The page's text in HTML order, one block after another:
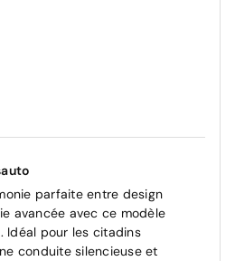
parfaite entre design
avancée avec ce modèle
Idéal pour les citadins
conduite silencieuse et